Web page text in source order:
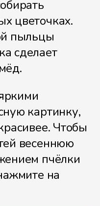
цветочках.
пыльцы
сделает
картинку,
Чтобы
весеннюю
пчёлки
на